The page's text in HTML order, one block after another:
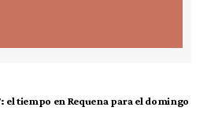
el tiempo en Requena para el domingo